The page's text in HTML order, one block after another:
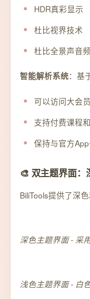
HDR真彩显示
杜比视界技术
杜比全景声音频
智能解析系统：基
可以访问大会
支持付费课程
保持与官方
🎨 双主题界面
BiliTools提供了深
深色主题界面 - 采
浅色主题界面 - 白